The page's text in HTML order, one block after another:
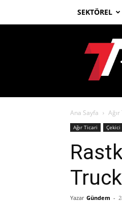
SEKTÖREL
Ticari
Türk
Ana Sayfa
Ağır Ticari Çekici
Yazar Gündem -